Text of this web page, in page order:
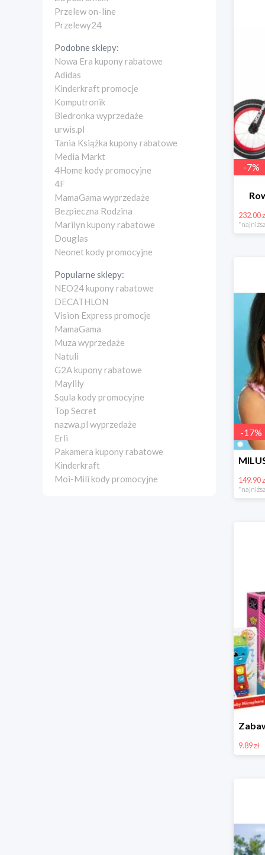
Przelew on-line
Przelewy24
Podobne sklepy:
Nowa Era kupony rabatowe
Adidas
Kinderkraft promocje
Komputronik
Biedronka wyprzedaże
urwis.pl
Tania Książka kupony rabatowe
Media Markt
4Home kody promocyjne
4F
MamaGama wyprzedaże
Bezpieczna Rodzina
Marilyn kupony rabatowe
Douglas
Neonet kody promocyjne
Popularne sklepy:
NEO24 kupony rabatowe
DECATHLON
Vision Express promocje
MamaGama
Muza wyprzedaże
Natuli
G2A kupony rabatowe
Maylily
Squla kody promocyjne
Top Secret
nazwa.pl wyprzedaże
Erli
Pakamera kupony rabatowe
Kinderkraft
Moi-Mili kody promocyjne
-7%
232.00
-17%
149.90
9.89 zł